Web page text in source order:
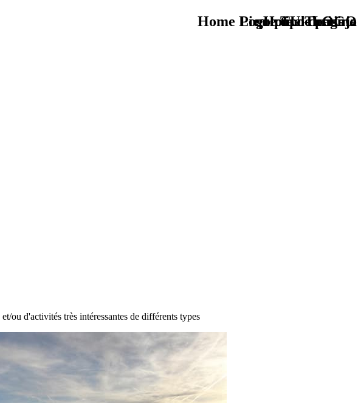
TU - LOGO
ou d'activités très intéressantes de différents types
que tipo de viaje
Home Logo pie de página
Pie Home Turismo